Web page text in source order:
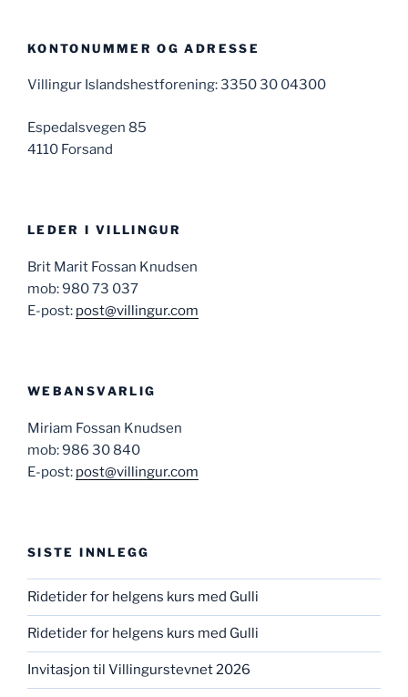
KONTONUMMER OG ADRESSE
Villingur Islandshestforening: 3350 30 04300
Espedalsvegen 85
4110 Forsand
LEDER I VILLINGUR
Brit Marit Fossan Knudsen
mob: 980 73 037
E-post: post@villingur.com
WEBANSVARLIG
Miriam Fossan Knudsen
mob: 986 30 840
E-post: post@villingur.com
SISTE INNLEGG
Ridetider for helgens kurs med Gulli
Ridetider for helgens kurs med Gulli
Invitasjon til Villingurstevnet 2026